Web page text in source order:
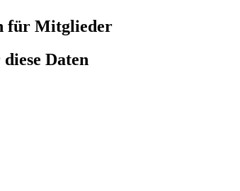
für Mitglieder
Daten